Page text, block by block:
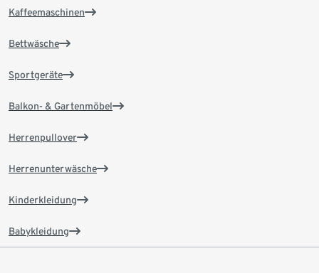
Kaffeemaschinen
Bettwäsche
Sportgeräte
Balkon- & Gartenmöbel
Herrenpullover
Herrenunterwäsche
Kinderkleidung
Babykleidung